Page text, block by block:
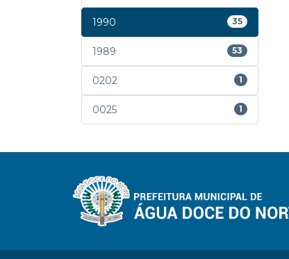
1990 35
1989 53
0202 1
0025 1